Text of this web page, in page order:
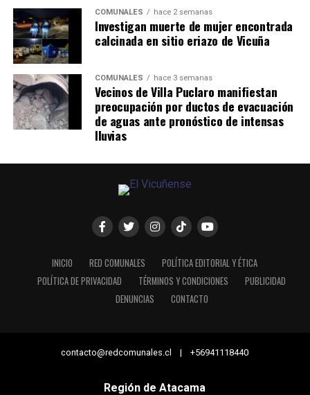
COMUNALES hace 2 semanas
Investigan muerte de mujer encontrada
calcinada en sitio eriazo de Vicuña
COMUNALES hace 3 semanas
Vecinos de Villa Puclaro manifiestan
preocupación por ductos de evacuación
de aguas ante pronóstico de intensas
lluvias
INICIO RED COMUNALES
POLÍTICA EDITORIAL Y ÉTICA
POLÍTICA DE PRIVACIDAD
TÉRMINOS Y CONDICIONES
PUBLICIDAD
DENUNCIAS
CONTACTO
contacto@redcomunales.cl | +56941118440
Región de Atacama